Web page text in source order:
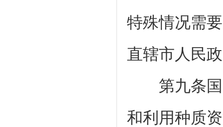
特殊情况需
直辖市人民
第九条国
和利用种质